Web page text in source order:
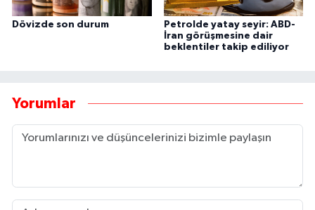
Dövizde son durum
Petrolde yatay seyir: ABD-
İran görüşmesine dair
beklentiler takip ediliyor
Yorumlar